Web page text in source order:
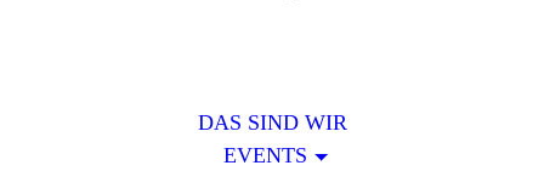
DAS SIND WIR
EVENTS